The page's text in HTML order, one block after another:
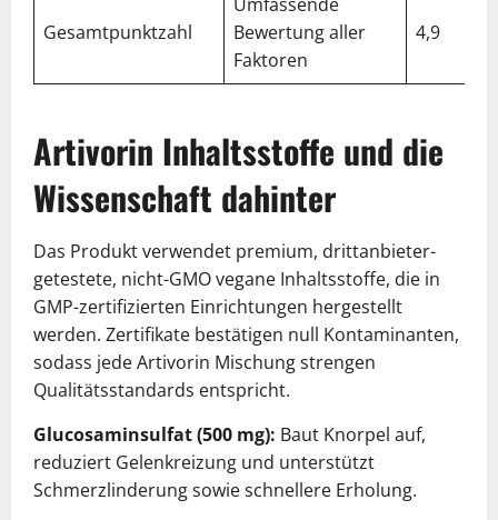
Gesamtpunktzahl
Bewertung aller
Faktoren
4,9
Artivorin Inhaltsstoffe und die
Wissenschaft dahinter
Das Produkt verwendet premium, drittanbieter-
getestete, nicht-GMO vegane Inhaltsstoffe, die in
GMP-zertifizierten Einrichtungen hergestellt
werden. Zertifikate bestätigen null Kontaminanten,
sodass jede Artivorin Mischung strengen
Qualitätsstandards entspricht.
Glucosaminsulfat (500 mg): Baut Knorpel auf,
reduziert Gelenkreizung und unterstützt
Schmerzlinderung sowie schnellere Erholung.